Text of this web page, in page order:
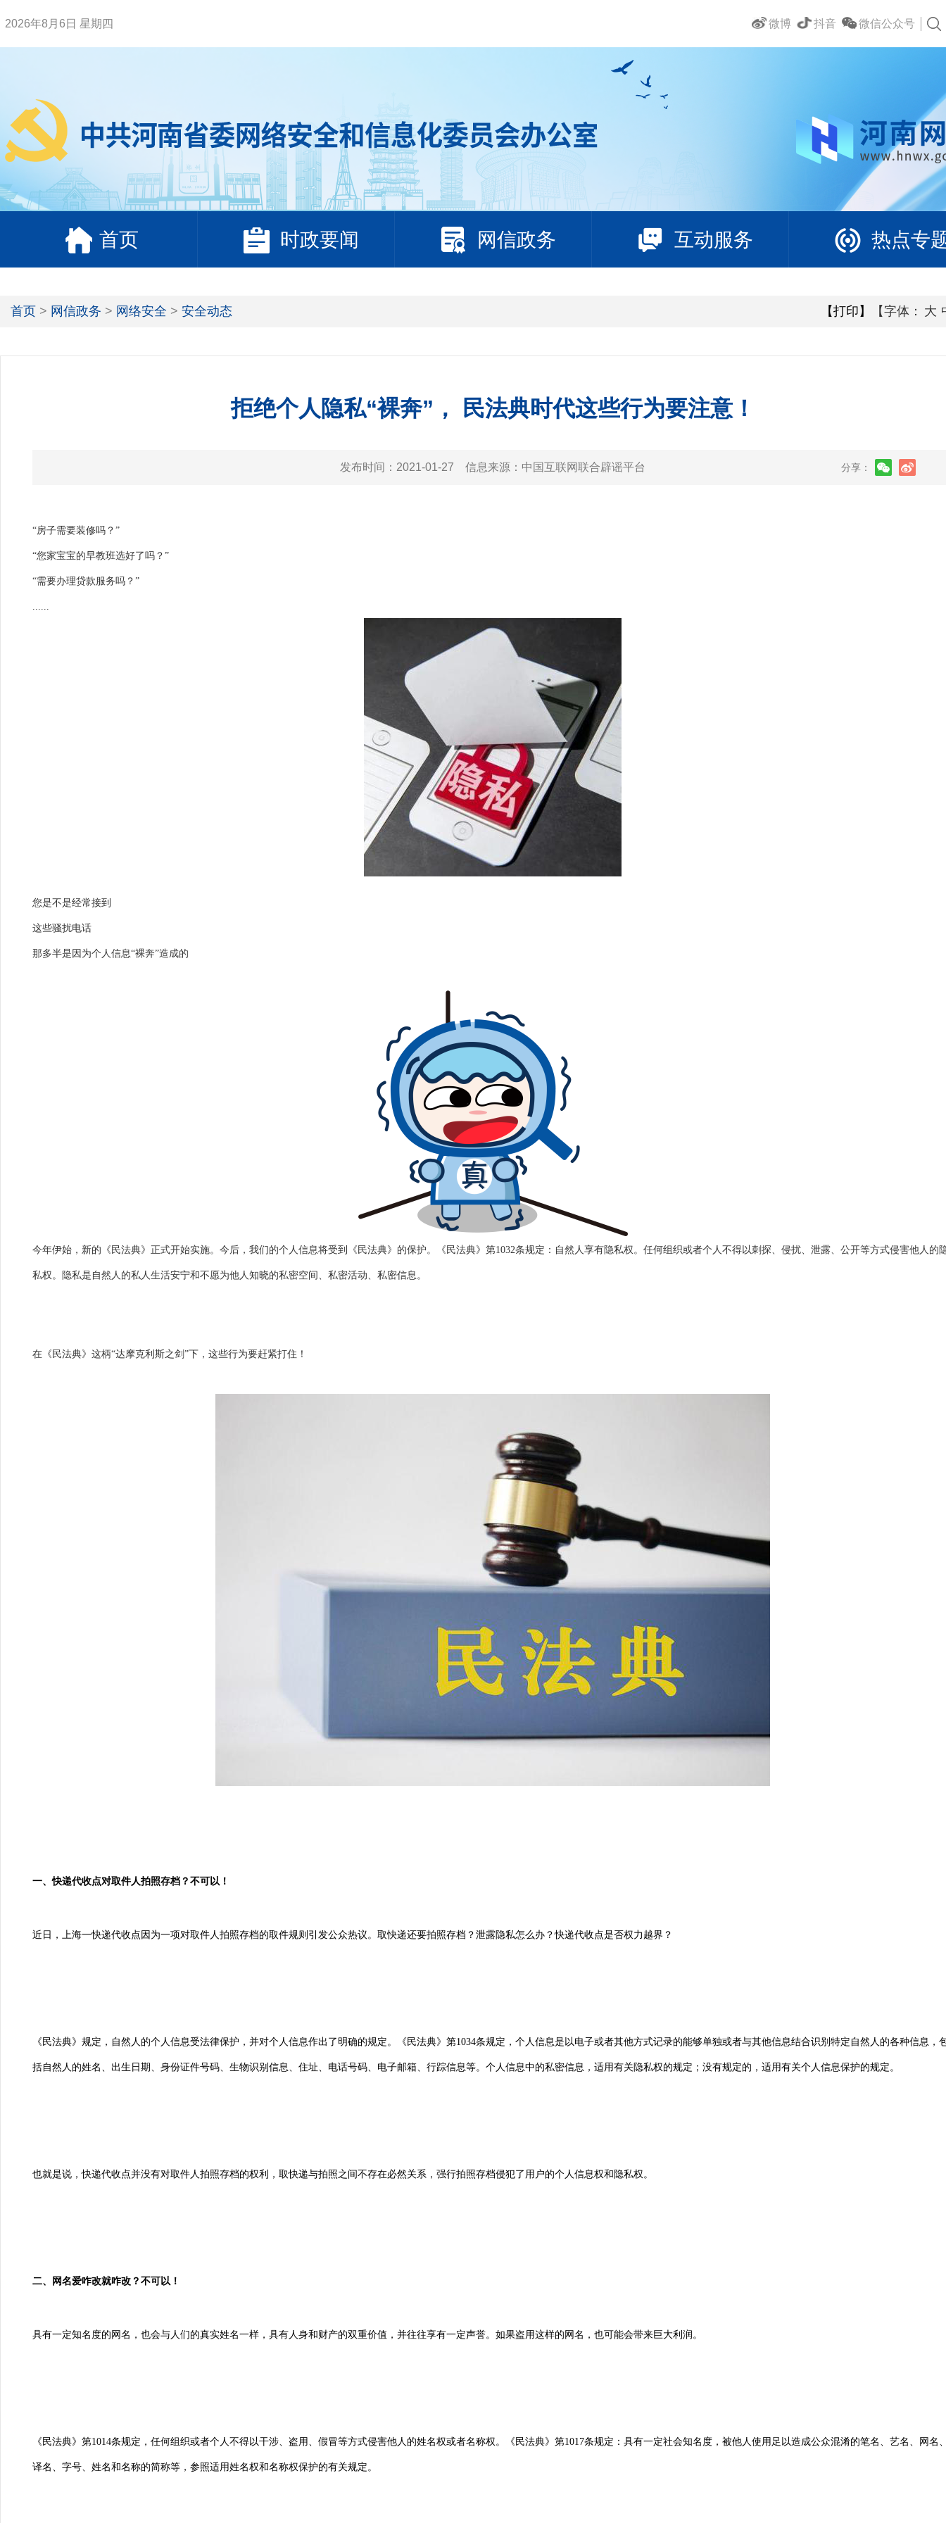
2026年8月6日 星期四 微信公众号
抖音
微博
首页 时政要闻 网信政务 互动服务 热点专
首页 > 网信政务 > 网络安全 > 安全动态 【打印】 【字体： 大
拒绝个人隐私“裸奔”， 民法典时代这些行为要注意！
发布时间： 2021-01-27 信息来源： 中国互联网联合辟谣平台 分享：
“房子需要装修吗？”
“您家宝宝的早教班选好了吗？”
“需要办理贷款服务吗？”
......
您是不是经常接到
这些骚扰电话
那多半是因为个人信息“裸奔”造成的
今年伊始，新的《民法典》正式开始实施。今后，我们的个人信息将受到《民法典》的保护。《民法典》第1032条规定：自然人享有隐私权。任何组织或者个人不得以刺探、侵扰、泄露、公开等方式侵害他人的
私权。隐私是自然人的私人生活安宁和不愿为他人知晓的私密空间、私密活动、私密信息。
在《民法典》这柄“达摩克利斯之剑”下，这些行为要赶紧打住！
一、快递代收点对取件人拍照存档？不可以！
近日，上海一快递代收点因为一项对取件人拍照存档的取件规则引发公众热议。取快递还要拍照存档？泄露隐私怎么办？快递代收点是否权力越界？
《民法典》规定，自然人的个人信息受法律保护，并对个人信息作出了明确的规定。《民法典》第1034条规定，个人信息是以电子或者其他方式记录的能够单独或者与其他信息结合识别特定自然人的各种信息，
括自然人的姓名、出生日期、身份证件号码、生物识别信息、住址、电话号码、电子邮箱、行踪信息等。个人信息中的私密信息，适用有关隐私权的规定；没有规定的，适用有关个人信息保护的规定。
也就是说，快递代收点并没有对取件人拍照存档的权利，取快递与拍照之间不存在必然关系，强行拍照存档侵犯了用户的个人信息权和隐私权。
二、网名爱咋改就咋改？不可以！
具有一定知名度的网名，也会与人们的真实姓名一样，具有人身和财产的双重价值，并往往享有一定声誉。如果盗用这样的网名，也可能会带来巨大利润。
《民法典》第1014条规定，任何组织或者个人不得以干涉、盗用、假冒等方式侵害他人的姓名权或者名称权。《民法典》第1017条规定：具有一定社会知名度，被他人使用足以造成公众混淆的笔名、艺名、网名
译名、字号、姓名和名称的简称等，参照适用姓名权和名称权保护的有关规定。